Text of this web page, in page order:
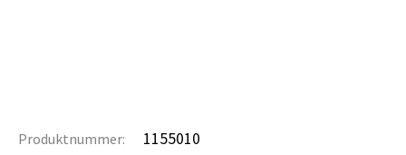
Produktnummer: 1155010